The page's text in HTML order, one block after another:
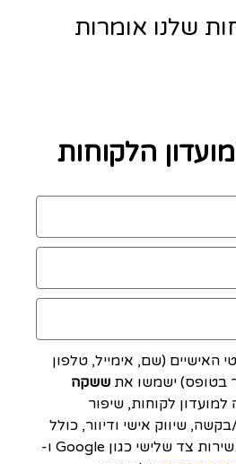
שלנו אומרות
הלקוחות
האישיים (שם, אימייל, טלפון
בטופס) ישמשו את ששקה
לקוחות, שיפור
שיווק אישי ודיוור, כולל
שיתוף מידע עם ספקי שירות צד שלישי כגון Google ו-